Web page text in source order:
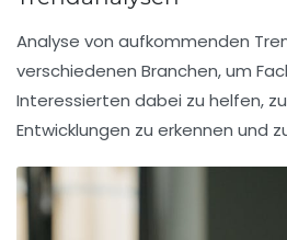
Analyse von aufkommenden
verschiedenen Branchen, um
Interessierten dabei zu helfen,
Entwicklungen zu erkennen und